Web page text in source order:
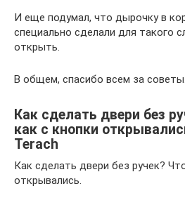
И еще подумал, что дырочку в
специально сделали для такого
открыть.
В общем, спасибо всем за
Как сделать двери без
как с кнопки
Terach
Как сделать двери без ручек?
открывались.